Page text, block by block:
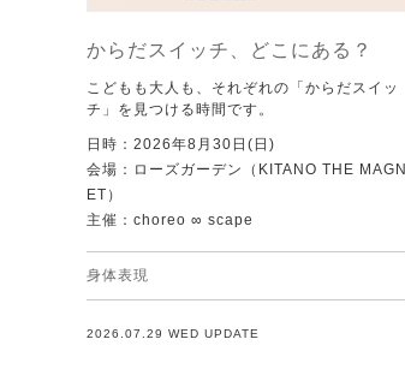
からだスイッチ、どこにある？
こどもも大人も、それぞれの「からだスイッ
チ」を見つける時間です。
日時：2026年8月30日(日)
会場：ローズガーデン（KITANO THE MAGN
ET）
主催：choreo ∞ scape
身体表現
2026.07.29 WED UPDATE